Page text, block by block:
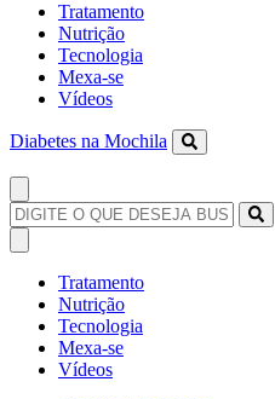
Tratamento
Nutrição
Tecnologia
Mexa-se
Vídeos
Diabetes na Mochila
Tratamento
Nutrição
Tecnologia
Mexa-se
Vídeos